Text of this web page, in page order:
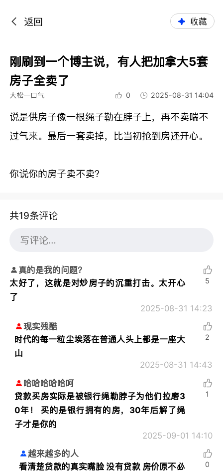
返回 收藏
刚刷到一个博主说，有人把加拿大5套
房子全卖了
大松一口气 0 2025-08-31 14:04
说是供房子像一根绳子勒在脖子上，再不卖喘不
过气来。最后一套卖掉，比当初抢到房还开心。
你说你的房子卖不卖？
共19条评论
真的是我的问题？
太好了，这就是对炒房子的沉重打击。太开心
了
2025-08-31 14:23
5
现实残酷
时代的每一粒尘埃落在普通人头上都是一座大
山
2025-08-31 14:43
2
哈哈哈哈哈呵
贷款买房实际是被银行绳勒脖子为他们拉磨3
0年！ 买的是银行拥有的房，30年后解了绳
子才是你的
2025-09-01 14:10
1
越来越多的人
看清楚贷款的真实嘴脸 没有贷款 房价原不必
0